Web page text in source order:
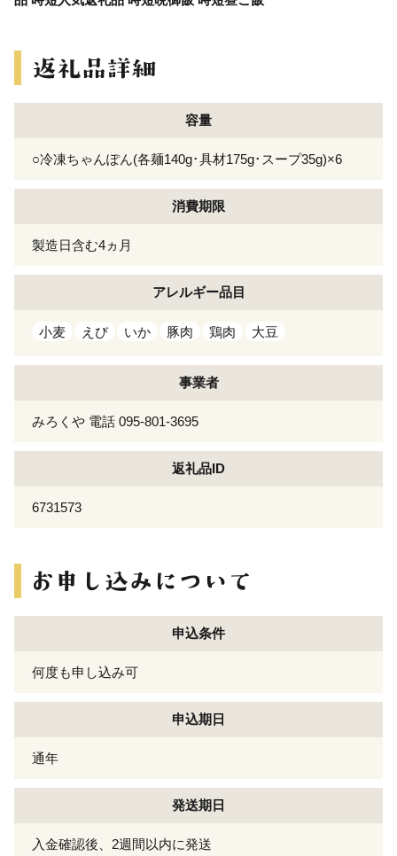
容量
○冷凍ちゃんぽん(各麺140g･具材175g･スープ35g)×6
消費期限
製造日含む4ヵ月
アレルギー品目
小麦 えび いか 豚肉 鶏肉 大豆
事業者
みろくや 電話 095-801-3695
返礼品ID
6731573
申込条件
何度も申し込み可
申込期日
通年
発送期日
入金確認後、2週間以内に発送